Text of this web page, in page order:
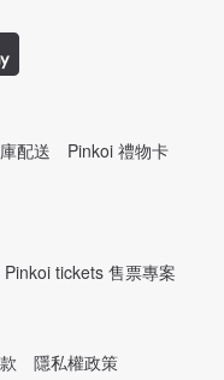
配送
Pinkoi 禮物卡
Pinkoi tickets 售票專案
隱私權政策